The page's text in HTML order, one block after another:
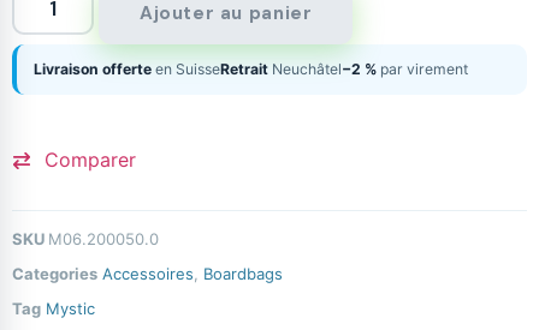
Ajouter au panier
Livraison offerte en SuisseRetrait Neuchâtel−2 % par virement
Comparer
SKU M06.200050.0
Categories Accessoires, Boardbags
Tag Mystic